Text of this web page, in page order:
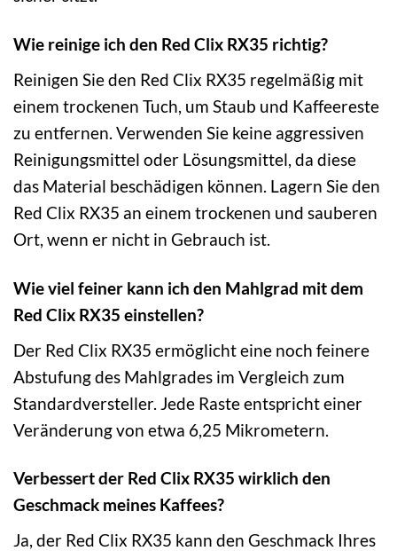
Wie reinige ich den Red Clix RX35 richtig?
Reinigen Sie den Red Clix RX35 regelmäßig mit
einem trockenen Tuch, um Staub und Kaffeereste
zu entfernen. Verwenden Sie keine aggressiven
Reinigungsmittel oder Lösungsmittel, da diese
das Material beschädigen können. Lagern Sie den
Red Clix RX35 an einem trockenen und sauberen
Ort, wenn er nicht in Gebrauch ist.
Wie viel feiner kann ich den Mahlgrad mit dem
Red Clix RX35 einstellen?
Der Red Clix RX35 ermöglicht eine noch feinere
Abstufung des Mahlgrades im Vergleich zum
Standardversteller. Jede Raste entspricht einer
Veränderung von etwa 6,25 Mikrometern.
Verbessert der Red Clix RX35 wirklich den
Geschmack meines Kaffees?
Ja, der Red Clix RX35 kann den Geschmack Ihres